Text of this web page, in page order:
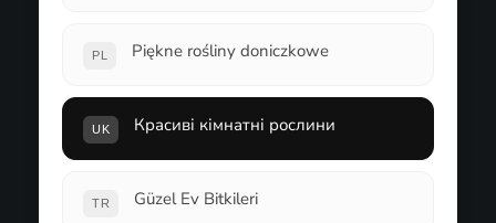
PL Piękne rośliny doniczkowe
UK Красиві кімнатні рослини
TR Güzel Ev Bitkileri